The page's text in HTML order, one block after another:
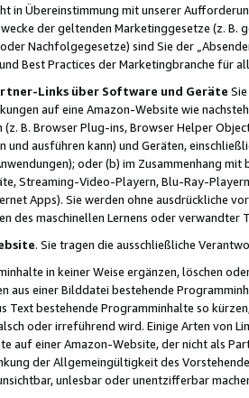
in Übereinstimmung mit unserer
der geltenden Marketinggesetze (z. B.
Nachfolgegesetze) sind Sie der
Best Practices der Marketingbranche für
Links über Software und Geräte
auf eine Amazon-Website wie
B. Browser Plug-ins, Browser Helper
und ausführen kann) und Geräten,
oder (b) im Zusammenhang
Streaming-Video-Playern, Blu-Ray-
Apps). Sie werden ohne ausdrückliche
des maschinellen Lernens oder
. Sie tragen die ausschließliche
in keiner Weise ergänzen, löschen
aus einer Bilddatei bestehende
Text bestehende Programminhalte so
oder irreführend wird. Einige Arten von
auf einer Amazon-Website, der nicht als
der Allgemeingültigkeit des
unlesbar oder unentzifferbar